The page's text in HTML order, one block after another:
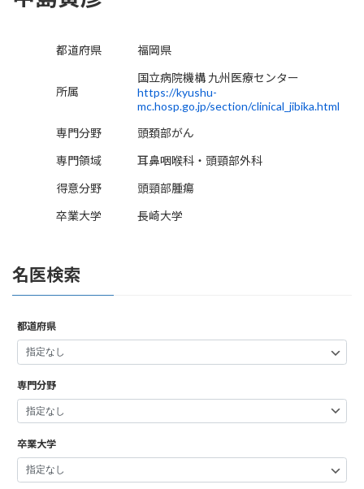
都道府県 福岡県
所属
国立病院機構 九州医療センター
https://kyushu-
mc.hosp.go.jp/section/clinical_jibika.html
専門分野
頭頚部がん
専門領域
耳鼻咽喉科・頭頸部外科
得意分野
頭頸部腫瘍
卒業大学
長崎大学
名医検索
都道府県
専門分野
卒業大学